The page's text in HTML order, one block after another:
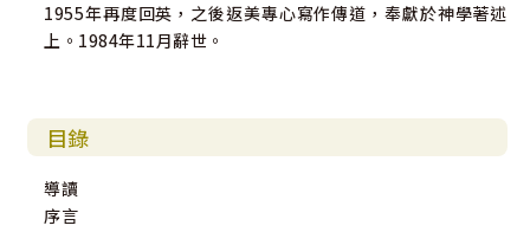
1955年再度回英，之後返美專心寫作傳道，奉獻於神學著述
上。1984年11月辭世。
目錄
導讀
序言